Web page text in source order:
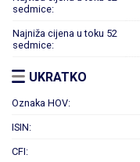
sedmice:
Najniža cijena u toku 52
sedmice:
UKRATKO
Oznaka HOV:
ISIN:
CFI: